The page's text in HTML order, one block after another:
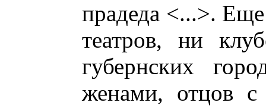
прадеда <...>.
театров, ни
губернских
женами, отцов